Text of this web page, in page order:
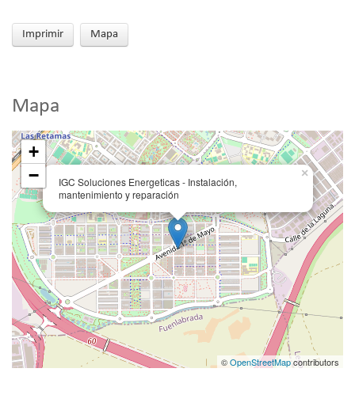
Imprimir Mapa
Mapa
IGC Soluciones Energeticas - Instalación,
mantenimiento y reparación
×
+
−
©OpenStreetMapcontributors